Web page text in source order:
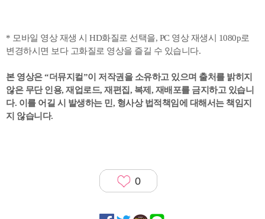
* 모바일 영상 재생 시 HD화질로 선택을, PC 영상 재생시 1080p로
변경하시면 보다 고화질로 영상을 즐길 수 있습니다.
본 영상은 “더뮤지컬”이 저작권을 소유하고 있으며 출처를 밝히지
않은 무단 인용, 재업로드, 재편집, 복제, 재배포를 금지하고 있습니
다. 이를 어길 시 발생하는 민, 형사상 법적책임에 대해서는 책임지
지 않습니다.
0